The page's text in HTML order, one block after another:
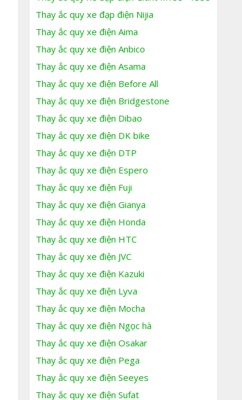
Thay ắc quy xe đạp điện Nijia
Thay ắc quy xe điện Aima
Thay ắc quy xe điện Anbico
Thay ắc quy xe điện Asama
Thay ắc quy xe điện Before All
Thay ắc quy xe điện Bridgestone
Thay ắc quy xe điện Dibao
Thay ắc quy xe điện DK bike
Thay ắc quy xe điện DTP
Thay ắc quy xe điện Espero
Thay ắc quy xe điện Fuji
Thay ắc quy xe điện Gianya
Thay ắc quy xe điện Honda
Thay ắc quy xe điện HTC
Thay ắc quy xe điện JVC
Thay ắc quy xe điện Kazuki
Thay ắc quy xe điện Lyva
Thay ắc quy xe điện Mocha
Thay ắc quy xe điện Ngọc hà
Thay ắc quy xe điện Osakar
Thay ắc quy xe điện Pega
Thay ắc quy xe điện Seeyes
Thay ắc quy xe điện Sufat